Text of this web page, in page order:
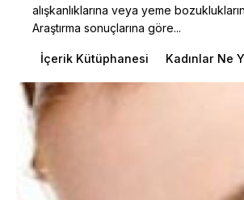
alışkanlıklarına veya yeme
Araştırma sonuçlarına göre...
İçerik Kütüphanesi Kadınlar Ne